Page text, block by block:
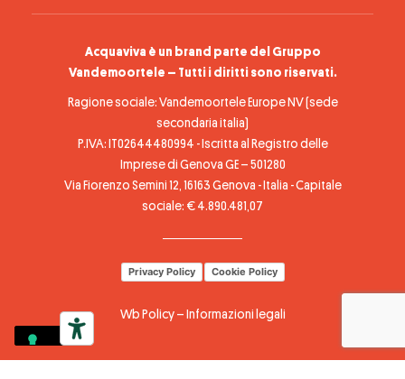
Acquaviva è un brand parte del Gruppo
Vandemoortele – Tutti i diritti sono riservati.
Ragione sociale: Vandemoortele Europe NV (sede
secondaria italia)
P.IVA: IT02644480994 - Iscritta al Registro delle
Imprese di Genova GE – 501280
Via Fiorenzo Semini 12, 16163 Genova - Italia - Capitale
sociale: € 4.890.481,07
Privacy Policy Cookie Policy
Wb Policy– Informazioni legali